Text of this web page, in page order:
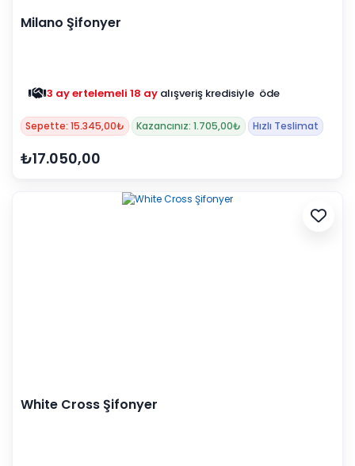
Milano Şifonyer
3 ay ertelemeli 18 ay alışveriş kredisiyle öde
Sepette: 15.345,00₺ Kazancınız: 1.705,00₺ Hızlı Teslimat
₺17.050,00
White Cross Şifonyer